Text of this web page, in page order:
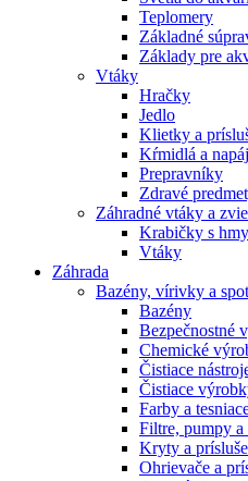
Teplomery
Základné
Základy pre
Vtáky
Hračky
Jedlo
Klietky a
Kŕmidlá a
Prepravníky
Zdravé
Záhradné vtáky a
Krabičky s
Vtáky
Záhrada
Bazény, vírivky a
Bazény
Bezpečnostné
Chemické
Čistiace
Čistiace
Farby a
Filtre, pumpy a
Kryty a
Ohrievače a